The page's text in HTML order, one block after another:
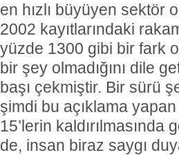
en hızlı büyüyen sektör
2002 kayıtlarındaki
yüzde 1300 gibi bir fark
bir şey olmadığını dile
başı çekmiştir. Bir sürü
şimdi bu açıklama yapan
15’lerin
de, insan biraz saygı